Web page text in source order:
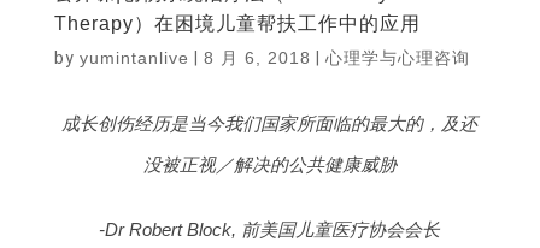
Therapy）在困境儿童帮扶工作中的应用
by yumintanlive 8 月 6, 2018 心理学与心理咨询
成长创伤经历是当今我们国家所面临的最大的，及还
没被正视／解决的公共健康威胁
-Dr Robert Block, 前美国儿童医疗协会会长